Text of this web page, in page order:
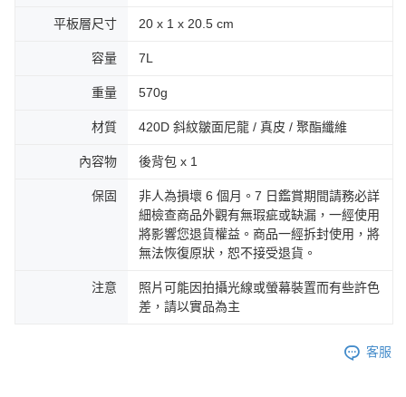
平板層尺寸 20 x 1 x 20.5 cm
容量 7L
重量 570g
材質 420D 斜紋皺面尼龍 / 真皮 / 聚酯纖維
內容物 後背包 x 1
保固
非人為損壞 6 個月。7 日鑑賞期間請務必詳
細檢查商品外觀有無瑕疵或缺漏，一經使用
將影響您退貨權益。商品一經拆封使用，將
無法恢復原狀，恕不接受退貨。
注意
照片可能因拍攝光線或螢幕裝置而有些許色
差，請以實品為主
客服